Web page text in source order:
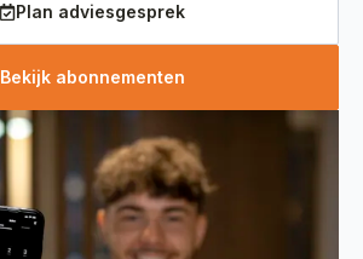
Plan adviesgesprek
Bekijk abonnementen